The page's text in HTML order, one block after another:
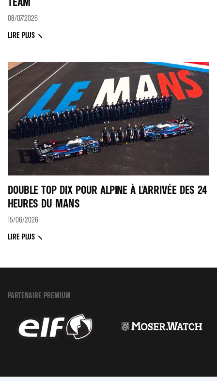
08/07/2026
LIRE PLUS
DOUBLE TOP DIX POUR ALPINE À L'ARRIVÉE DES 24
HEURES DU MANS
15/06/2026
LIRE PLUS
PARTENAIRE PREMIUM